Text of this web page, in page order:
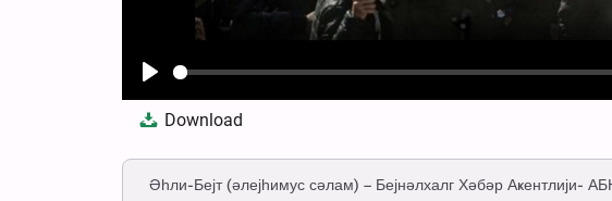
Play
Download
Әһли-Бејт (әлејһимус сәлам) – Бејнәлхалг Хәбәр Аҝентлији-